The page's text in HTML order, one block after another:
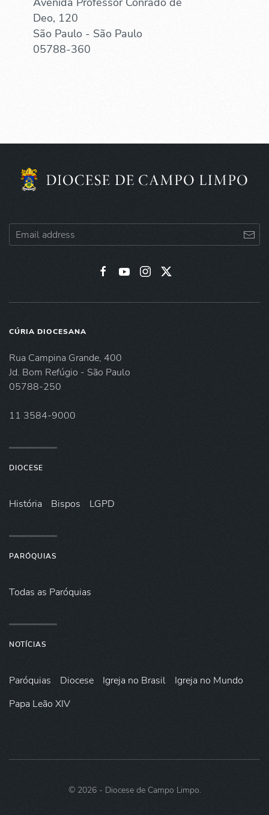
Deo, 120
São Paulo - São Paulo
05788-360
CÚRIA DIOCESANA
Rua Campina Grande, 400
Jd. Bom Refúgio - São Paulo
05788-250
11 3584-9000
DIOCESE
História Bispos LGPD
PARÓQUIAS
Todas as Paróquias
NOTÍCIAS
Paróquias Diocese Igreja no Brasil
Igreja no Mundo
Papa Leão XIV
© 2026- Diocese de Campo Limpo.